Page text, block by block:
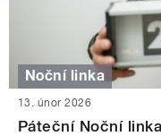
Noční linka
13. únor 2026
Páteční Noční